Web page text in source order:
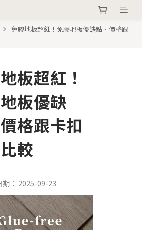
免膠地板超紅！免膠地板優缺點、價格跟
板超紅！
板優缺
格跟卡扣
較
2025-09-23